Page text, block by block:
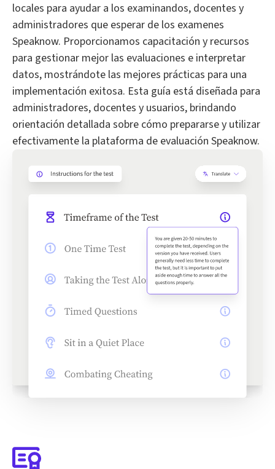
locales para ayudar a los examinandos, docentes y
administradores que esperar de los examenes
Speaknow. Proporcionamos capacitación y recursos
para gestionar mejor las evaluaciones e interpretar
datos, mostrándote las mejores prácticas para una
implementación exitosa. Esta guía está diseñada para
administradores, docentes y usuarios, brindando
orientación detallada sobre cómo prepararse y utilizar
efectivamente la plataforma de evaluación Speaknow.